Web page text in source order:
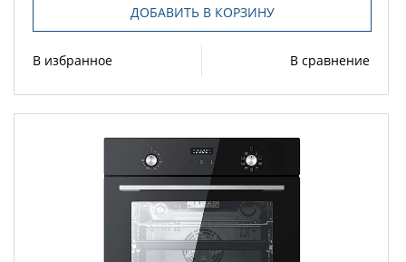
ДОБАВИТЬ В КОРЗИНУ
В избранное В сравнение